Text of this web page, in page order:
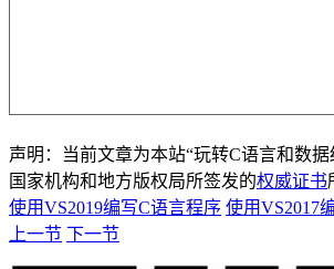
声明：当前文章为本站“玩转C语言和数
国家机构和地方版权局所签发的权威证书
使用VS2019编写C语言程序 使用VS2017
上一节 下一节